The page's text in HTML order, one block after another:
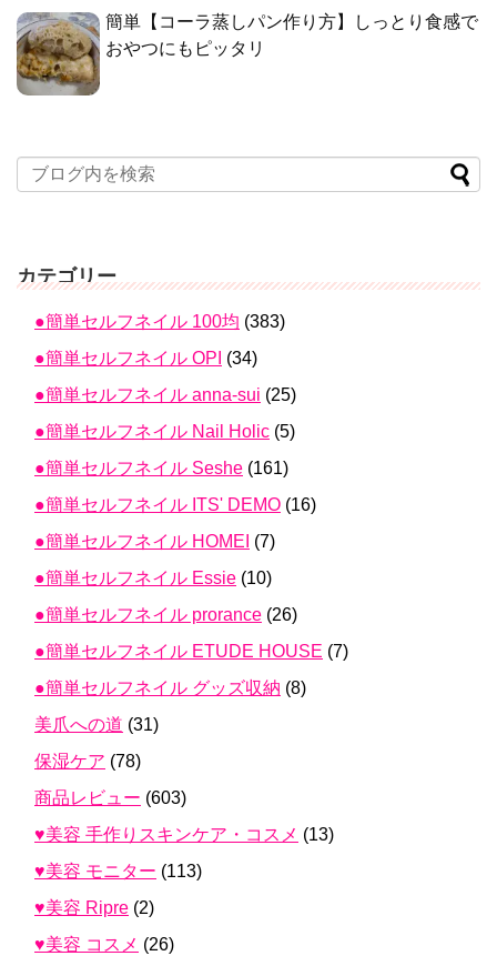
簡単【コーラ蒸しパン作り方】しっとり食感で
おやつにもピッタリ
カテゴリー
●簡単セルフネイル 100均 (383)
●簡単セルフネイル OPI (34)
●簡単セルフネイル anna-sui (25)
●簡単セルフネイル Nail Holic (5)
●簡単セルフネイル Seshe (161)
●簡単セルフネイル ITS' DEMO (16)
●簡単セルフネイル HOMEI (7)
●簡単セルフネイル Essie (10)
●簡単セルフネイル prorance (26)
●簡単セルフネイル ETUDE HOUSE (7)
●簡単セルフネイル グッズ収納 (8)
美爪への道 (31)
保湿ケア (78)
商品レビュー (603)
♥美容 手作りスキンケア・コスメ (13)
♥美容 モニター (113)
♥美容 Ripre (2)
♥美容 コスメ (26)